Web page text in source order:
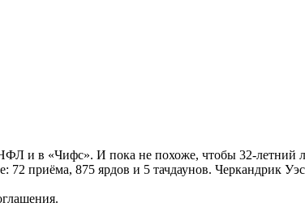
и в «Чифс». И пока не похоже, чтобы 32-летний
приёма, 875 ярдов и 5 тачдаунов. Черкандрик